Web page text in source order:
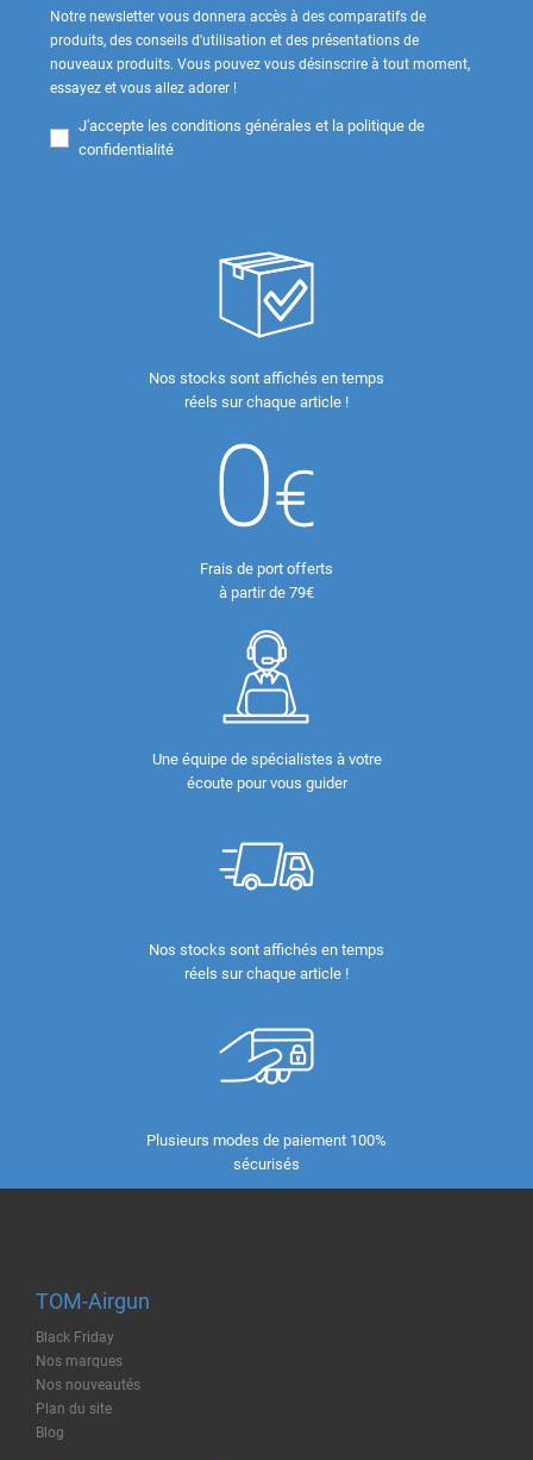
Notre newsletter vous donnera accès à des comparatifs de
produits, des conseils d'utilisation et des présentations de
nouveaux produits. Vous pouvez vous désinscrire à tout moment,
essayez et vous allez adorer !
J'accepte les conditions générales et la politique de
confidentialité
Nos stocks sont affichés en temps
réels sur chaque article !
Frais de port offerts
à partir de 79€
Une équipe de spécialistes à votre
écoute pour vous guider
Nos stocks sont affichés en temps
réels sur chaque article !
Plusieurs modes de paiement 100%
sécurisés
TOM-Airgun
Black Friday
Nos marques
Nos nouveautés
Plan du site
Blog